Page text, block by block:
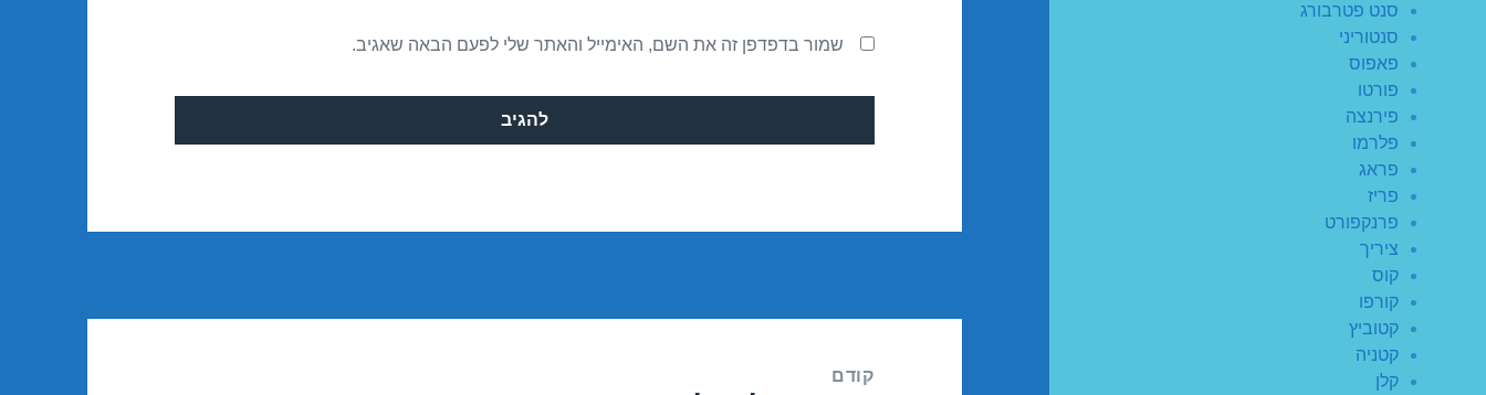
סנט פטרבורג
סנטוריני
פאפוס
פורטו
פירנצה
פלרמו
פראג
פריז
פרנקפורט
ציריך
קוס
קורפו
קטוביץ
קטניה
קלן
שמור בדפדפן זה את השם, האימייל והאתר שלי לפעם הבאה שאגיב.
קודם